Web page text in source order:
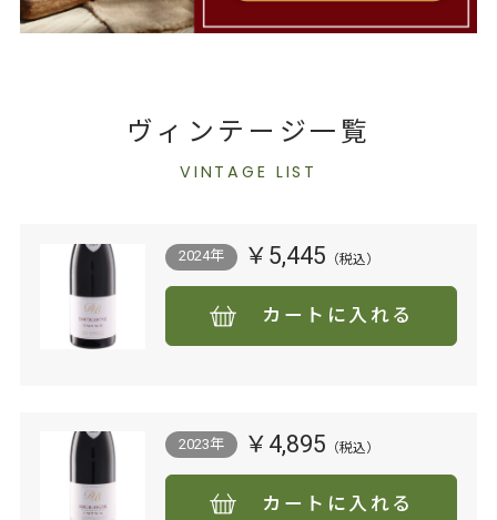
ヴィンテージ一覧
VINTAGE LIST
2024年 ￥5,445
カートに入れる
2023年 ￥4,895
カートに入れる